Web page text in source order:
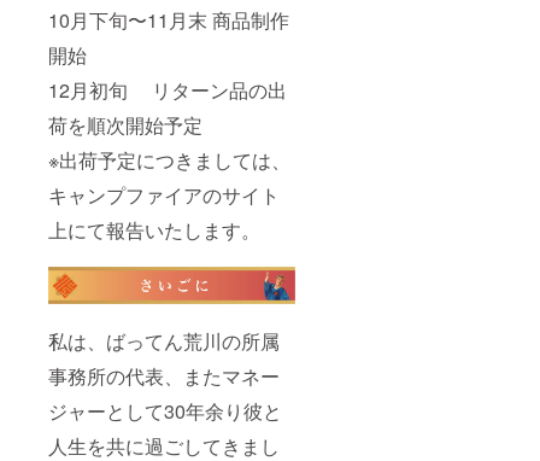
10月下旬〜11月末 商品制作
開始
12月初旬 リターン品の出
荷を順次開始予定
※出荷予定につきましては、
キャンプファイアのサイト
上にて報告いたします。
私は、ばってん荒川の所属
事務所の代表、またマネー
ジャーとして30年余り彼と
人生を共に過ごしてきまし